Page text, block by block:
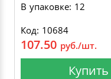
В упаковке: 12
Код: 10684
107.50 руб./шт.
Купить